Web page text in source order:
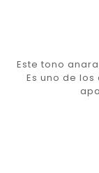
Este tono
Es uno de